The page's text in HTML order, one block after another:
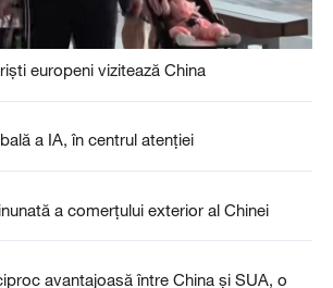
europeni vizitează China
a IA, în centrul atenției
a comerțului exterior al Chinei
avantajoasă între China și SUA, o